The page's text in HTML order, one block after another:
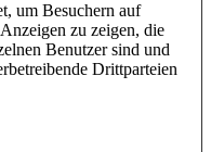
um Besuchern auf
zu zeigen, die
Benutzer sind und
Drittparteien